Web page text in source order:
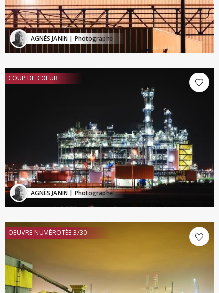
AGNÈS JANIN | Photographe
COUP DE COEUR
AGNÈS JANIN | Photographe
OEUVRE NUMÉROTÉE 3/30